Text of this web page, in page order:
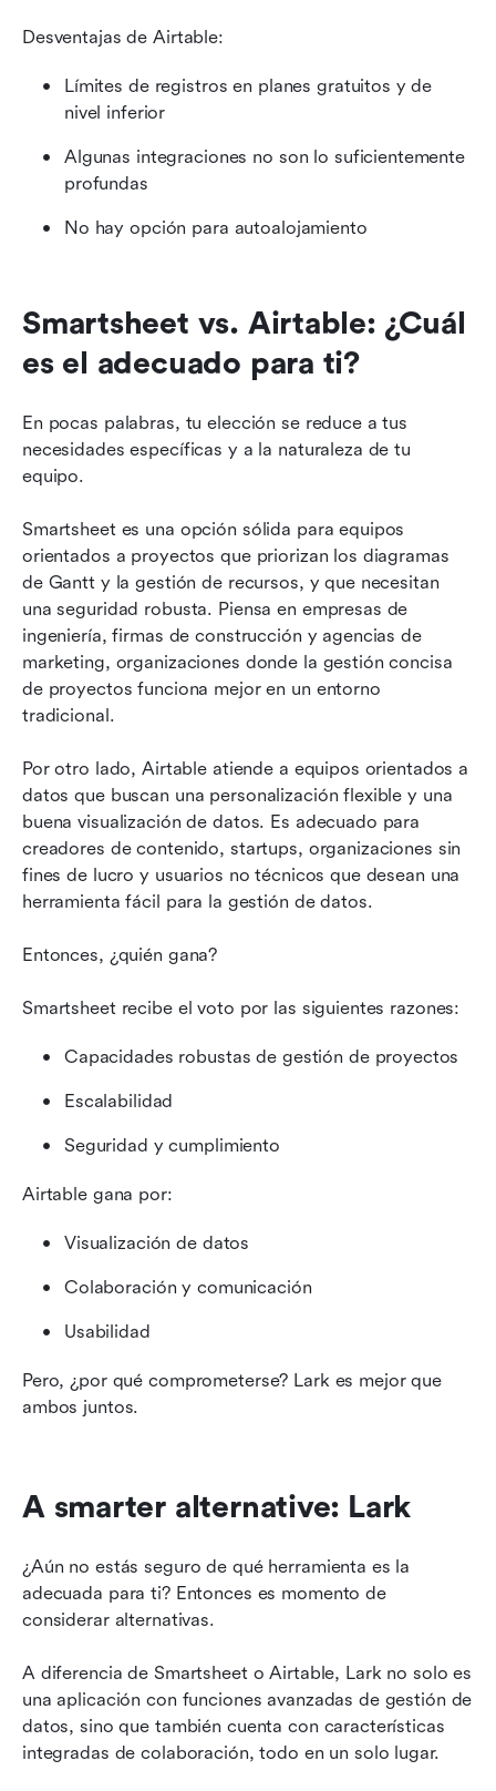
Desventajas de Airtable:
Límites de registros en planes gratuitos y de
nivel inferior
Algunas integraciones no son lo suficientemente
profundas
No hay opción para autoalojamiento
Smartsheet vs. Airtable: ¿Cuál
es el adecuado para ti?
En pocas palabras, tu elección se reduce a tus
necesidades específicas y a la naturaleza de tu
equipo.
Smartsheet es una opción sólida para equipos
orientados a proyectos que priorizan los diagramas
de Gantt y la gestión de recursos, y que necesitan
una seguridad robusta. Piensa en empresas de
ingeniería, firmas de construcción y agencias de
marketing, organizaciones donde la gestión concisa
de proyectos funciona mejor en un entorno
tradicional.
Por otro lado, Airtable atiende a equipos orientados a
datos que buscan una personalización flexible y una
buena visualización de datos. Es adecuado para
creadores de contenido, startups, organizaciones sin
fines de lucro y usuarios no técnicos que desean una
herramienta fácil para la gestión de datos.
Entonces, ¿quién gana?
Smartsheet recibe el voto por las siguientes razones:
Capacidades robustas de gestión de proyectos
Escalabilidad
Seguridad y cumplimiento
Airtable gana por:
Visualización de datos
Colaboración y comunicación
Usabilidad
Pero, ¿por qué comprometerse? Lark es mejor que
ambos juntos.
A smarter alternative: Lark
¿Aún no estás seguro de qué herramienta es la
adecuada para ti? Entonces es momento de
considerar alternativas.
A diferencia de Smartsheet o Airtable, Lark no solo es
una aplicación con funciones avanzadas de gestión de
datos, sino que también cuenta con características
integradas de colaboración, todo en un solo lugar.